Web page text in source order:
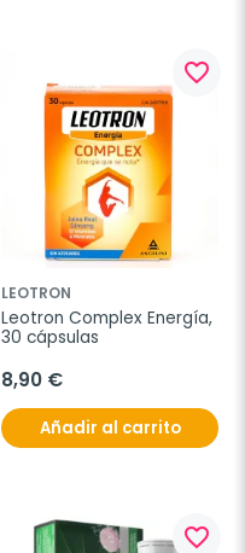
favorite_border
LEOTRON
Leotron Complex Energía,
30 cápsulas
8,90 €
Añadir al carrito
favorite_border